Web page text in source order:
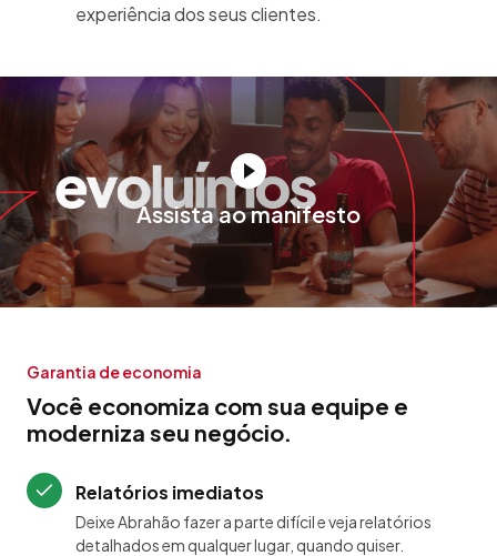
experiência dos seus clientes.
Assista ao manifesto
Garantia de economia
Você economiza com sua equipe e
moderniza seu negócio.
Relatórios imediatos
Deixe Abrahão fazer a parte difícil e veja relatórios
detalhados em qualquer lugar, quando quiser.